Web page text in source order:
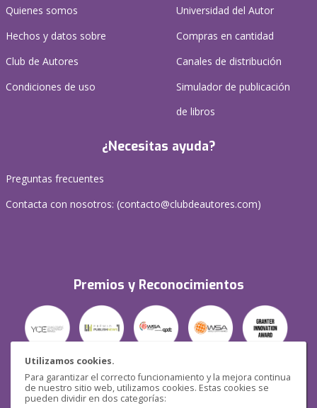
Utilizamos cookies.
Para garantizar el correcto funcionamiento y la mejora continua
de nuestro sitio web, utilizamos cookies. Estas cookies se
pueden dividir en dos categorías:
Quienes somos
Hechos y datos sobre
Club de Autores
Condiciones de uso
Universidad del Autor
Compras en cantidad
Canales de distribución
Simulador de publicación
de libros
¿Necesitas ayuda?
Preguntas frecuentes
Contacta con nosotros: (contacto@clubdeautores.com)
Premios y Reconocimientos
Seguridad